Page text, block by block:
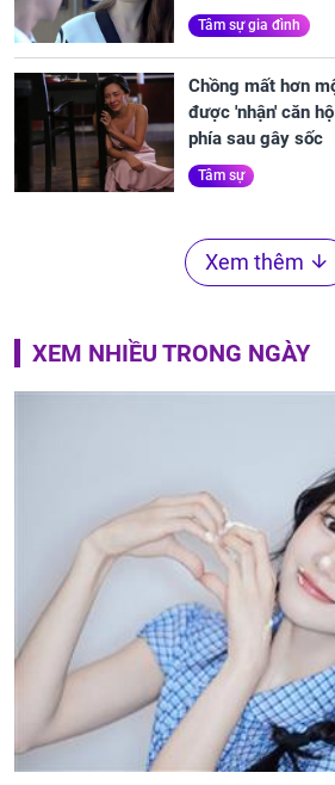
Tâm sự gia đình
Chồng mất hơn
được 'nhận' căn
phía sau gây sốc
Tâm sự
Xem thêm
XEM NHIỀU TRONG NGÀY